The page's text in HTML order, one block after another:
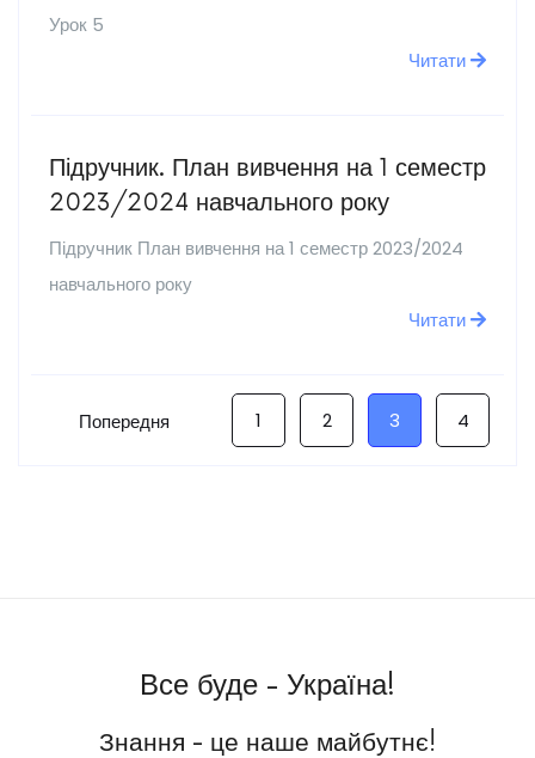
Урок 5
Читати
Підручник. План вивчення на 1 семестр
2023/2024 навчального року
Підручник План вивчення на 1 семестр 2023/2024
навчального року
Читати
Попередня 1 2 3 4
Все буде - Україна!
Знання - це наше майбутнє!